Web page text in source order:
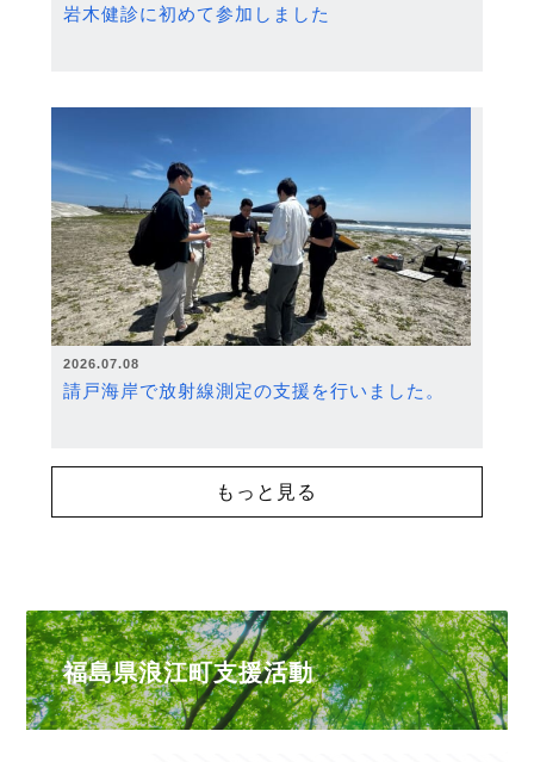
岩木健診に初めて参加しました
2026.07.08
請戸海岸で放射線測定の支援を行いました。
もっと見る
福島県浪江町支援活動